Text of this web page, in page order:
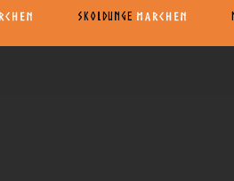
SKOLDUNGE